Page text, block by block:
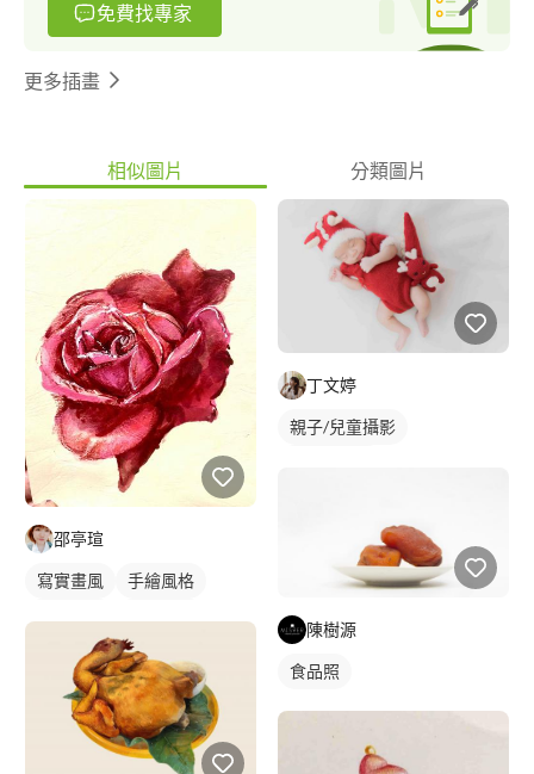
免費找專家
更多插畫
相似圖片 分類圖片
邵亭瑄
寫實畫風
手繪風格
繪畫風格
靜物素描
丁文婷
親子/兒童攝影
陳樹源
食品照